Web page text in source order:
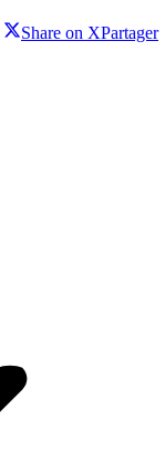
Share on XPartager